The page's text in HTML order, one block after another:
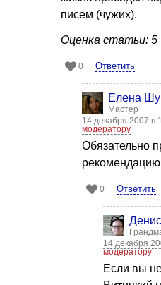
писем (чужих).
Оценка статьи: 5
0 Ответить
Елена
Мастер
14 декабря 2007 в
модератору
Обязательно
0 Ответить
14 декабря
модератору
Если вы